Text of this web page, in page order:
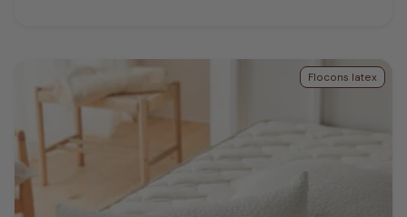
Flocons latex